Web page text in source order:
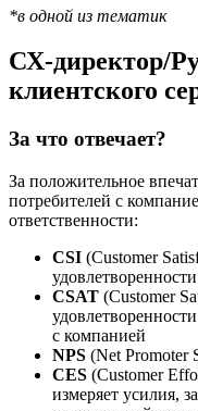
*в одной из тематик
СХ-директор/
клиентского
За что отвечает?
За положительное
потребителей с
ответственности:
CSI (Customer
CSAT (Customer
с компанией
NPS (Net Promoter
CES (Customer
измеряет усилия,